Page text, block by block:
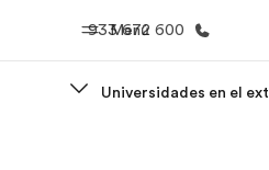
Menú
933 672 600
Universidades en el